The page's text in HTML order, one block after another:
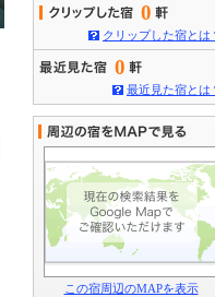
0
クリップした宿とは
0
最近見た宿とは
この宿周辺のMAPを表示